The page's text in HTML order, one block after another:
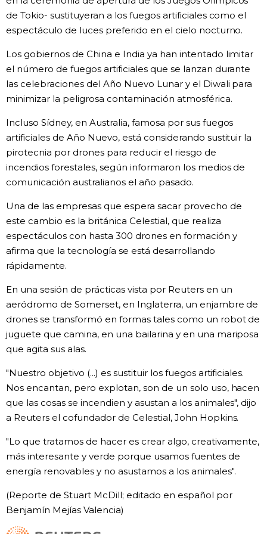
Gente
Blog
Tokio
Avisos
de Tokio- sustituyeran a los fuegos artificiales como el
espectáculo de luces preferido en el cielo nocturno.
Los gobiernos de China e India ya han intentado limitar
el número de fuegos artificiales que se lanzan durante
las celebraciones del Año Nuevo Lunar y el Diwali para
minimizar la peligrosa contaminación atmosférica.
Incluso Sídney, en Australia, famosa por sus fuegos
artificiales de Año Nuevo, está considerando sustituir la
pirotecnia por drones para reducir el riesgo de
incendios forestales, según informaron los medios de
comunicación australianos el año pasado.
Una de las empresas que espera sacar provecho de
este cambio es la británica Celestial, que realiza
espectáculos con hasta 300 drones en formación y
afirma que la tecnología se está desarrollando
rápidamente.
En una sesión de prácticas vista por Reuters en un
aeródromo de Somerset, en Inglaterra, un enjambre de
drones se transformó en formas tales como un robot de
juguete que camina, en una bailarina y en una mariposa
que agita sus alas.
"Nuestro objetivo (...) es sustituir los fuegos artificiales.
Nos encantan, pero explotan, son de un solo uso, hacen
que las cosas se incendien y asustan a los animales", dijo
a Reuters el cofundador de Celestial, John Hopkins.
"Lo que tratamos de hacer es crear algo, creativamente,
más interesante y verde porque usamos fuentes de
energía renovables y no asustamos a los animales".
(Reporte de Stuart McDill; editado en español por
Benjamín Mejías Valencia)